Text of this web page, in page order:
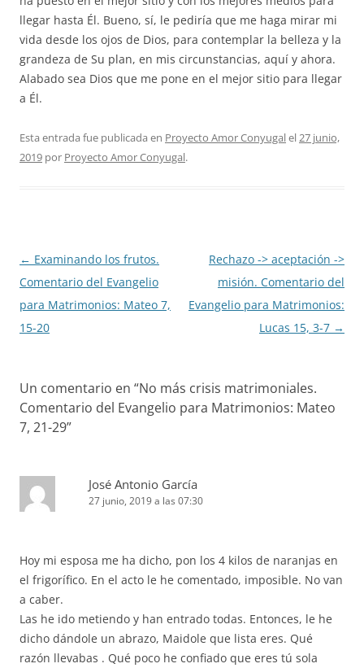
llegar hasta Él. Bueno, sí, le pediría que me haga mirar mi
vida desde los ojos de Dios, para contemplar la belleza y la
grandeza de Su plan, en mis circunstancias, aquí y ahora.
Alabado sea Dios que me pone en el mejor sitio para llegar
a Él.
Esta entrada fue publicada en Proyecto Amor Conyugalel27 junio,
2019 por Proyecto Amor Conyugal.
Navegación
de
entradas
← Examinando los frutos.
Comentario del Evangelio
para Matrimonios: Mateo 7,
15-20
Rechazo -> aceptación ->
misión. Comentario del
Evangelio para Matrimonios:
Lucas 15, 3-7 →
Un comentario en “No más crisis matrimoniales.
Comentario del Evangelio para Matrimonios: Mateo
7, 21-29”
José Antonio García
27 junio, 2019 a las 07:30
Hoy mi esposa me ha dicho, pon los 4 kilos de naranjas en
el frigorífico. En el acto le he comentado, imposible. No van
a caber.
Las he ido metiendo y han entrado todas. Entonces, le he
dicho dándole un abrazo, Maidole que lista eres. Qué
razón llevabas . Qué poco he confiado que eres tú sola